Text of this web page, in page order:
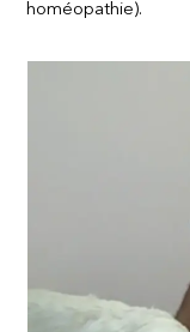
homéopathie).